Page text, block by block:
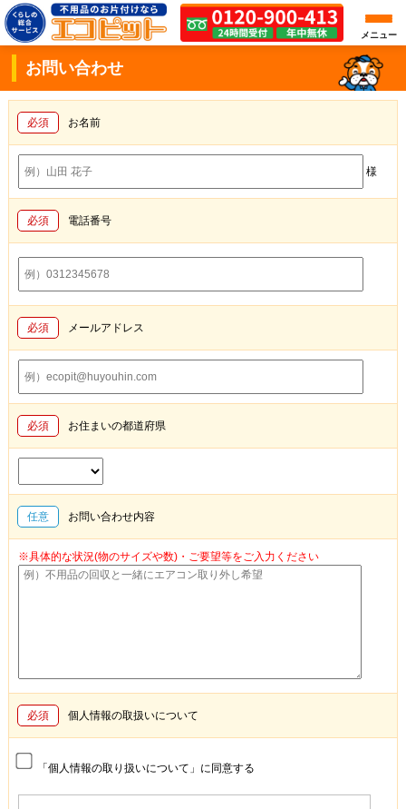
メニュー
お問い合わせ
必須 お名前
様
必須 電話番号
必須 メールアドレス
必須 お住まいの都道府県
任意 お問い合わせ内容
※具体的な状況(物のサイズや数)・ご要望等をご入力ください
必須 個人情報の取扱いについて
「個人情報の取り扱いについて」に同意する